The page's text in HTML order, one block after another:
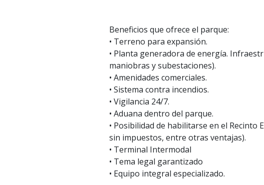
Beneficios que ofrece el parque:
• Terreno para expansión.
• Planta generadora de energía.
maniobras y subestaciones).
• Amenidades comerciales.
• Sistema contra incendios.
• Vigilancia 24/7.
• Aduana dentro del parque.
• Posibilidad de habilitarse en el Recinto
sin impuestos, entre otras ventajas).
• Terminal Intermodal
• Tema legal garantizado
• Equipo integral especializado.